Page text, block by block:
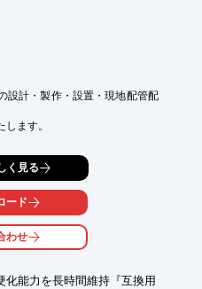
設計・製作・設置・現地配管配
ます。
ラム設計・制御盤製作・
気工事・加湿工事・配管告示全
、なんでもご相談ください。
施工
く見る
ード
わせ
化能力を長時間維持『互換用